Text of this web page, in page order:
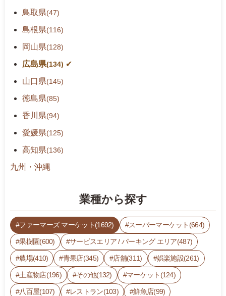
鳥取県(47)
島根県(116)
岡山県(128)
広島県(134)
山口県(145)
徳島県(85)
香川県(94)
愛媛県(125)
高知県(136)
九州・沖縄
業種から探す
ファーマーズ マーケット(1692) スーパーマーケット(664)
果樹園(600) サービスエリア / パーキング エリア(487)
農場(410) 青果店(345) 店舗(311) 娯楽施設(261)
土産物店(196) その他(132) マーケット(124)
八百屋(107) レストラン(103) 鮮魚店(99)